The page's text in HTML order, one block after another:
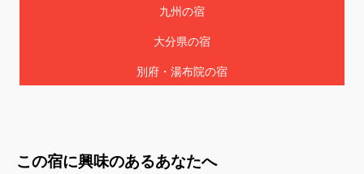
九州の宿
大分県の宿
別府・湯布院の宿
この宿に興味のあるあなたへ